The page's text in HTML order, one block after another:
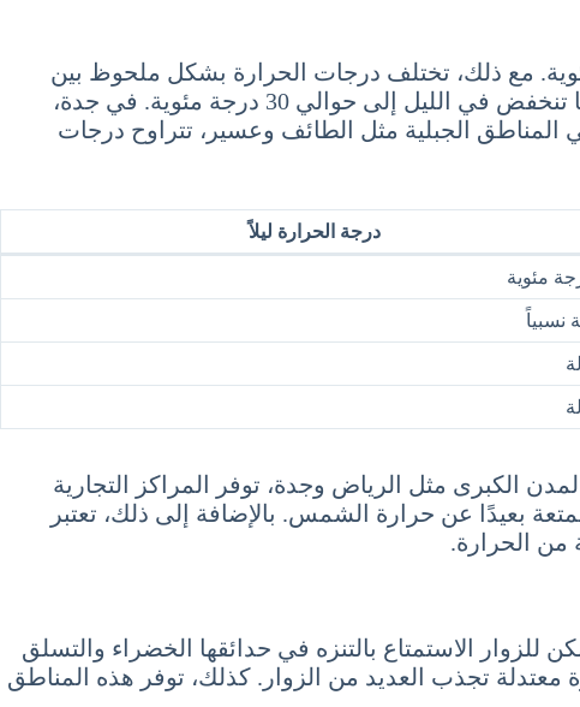
الحارة في السعودية، حيث تتجاوز درجات الحرارة في بعض المناطق 45 درجة مئوية. مع ذلك، تختلف درجات الحرارة بشكل ملحوظ بين
المدن الرئيسية في المملكة. في الرياض، العاصمة، تصل درجات الحرارة في النهار إلى 45 درجة مئوية، بينما تنخفض في الليل إلى حوالي 30 درجة مئوية. في جدة،
لطيفة نسبيًا في الليل. في المناطق الجبلية مثل الطائف وعسير، تتراوح درجات
درجة الحرارة ليلاً
نسبياً
الكبرى مثل الرياض وجدة، توفر المراكز التجارية
بعيدًا عن حرارة الشمس. بالإضافة إلى ذلك، تعتبر
من الحرارة.
للزوار الاستمتاع بالتنزه في حدائقها الخضراء والتسلق
تجذب العديد من الزوار. كذلك، توفر هذه المناطق